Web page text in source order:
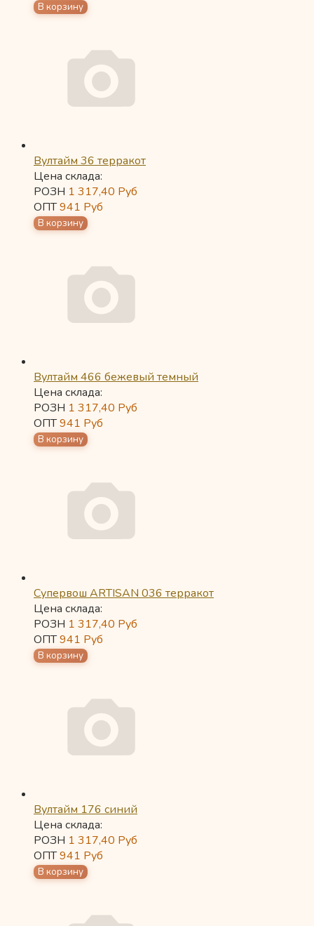
Вултайм 36 терракот
Цена склада:
РОЗН 1 317,40 Руб
ОПТ941 Руб
Вултайм 466 бежевый темный
Цена склада:
РОЗН 1 317,40 Руб
ОПТ941 Руб
Супервош ARTISAN 036 терракот
Цена склада:
РОЗН 1 317,40 Руб
ОПТ941 Руб
Вултайм 176 синий
Цена склада:
РОЗН 1 317,40 Руб
ОПТ941 Руб